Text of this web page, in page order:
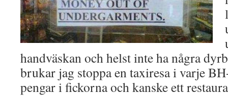
handväskan och helst inte ha några
brukar jag stoppa en taxiresa i varje
pengar i fickorna och kanske ett